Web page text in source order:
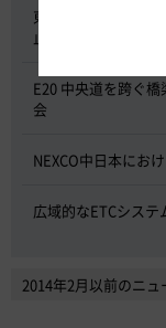
東名高速道路 中吉
止委員会
E20 中央道を跨ぐ
会
NEXCO中日本にお
広域的なETCシス
2014年2月以前のニ